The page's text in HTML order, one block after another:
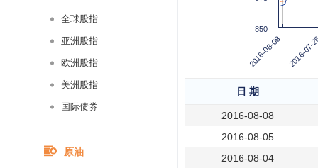
全球股指
亚洲股指
欧洲股指
美洲股指
国际债券
原油
2016-08-08 2016-
850
日 期
2016-08-08
2016-08-05
2016-08-04